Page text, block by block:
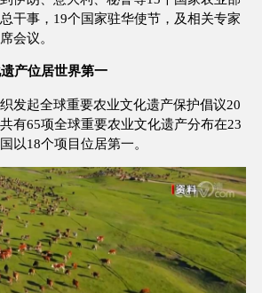
干事，19个国家驻华使节，及相关专家
会议。
产位居世界第一
发起全球重要农业文化遗产保护倡议20
有65项全球重要农业文化遗产分布在23
以18个项目位居第一。